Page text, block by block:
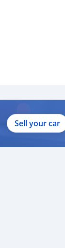
Sell your car